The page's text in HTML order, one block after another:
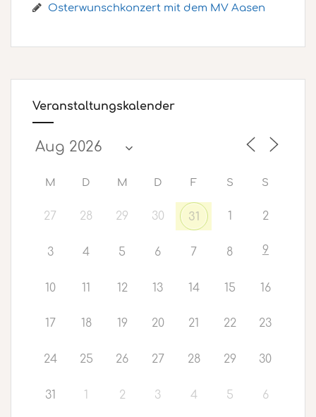
Osterwunschkonzert mit dem MV Aasen
Veranstaltungskalender
M D M D F S S
27 28 29 30 31 1 2
3 4 5 6 7 8 9
10 11 12 13 14 15 16
17 18 19 20 21 22 23
24 25 26 27 28 29 30
31 1 2 3 4 5 6